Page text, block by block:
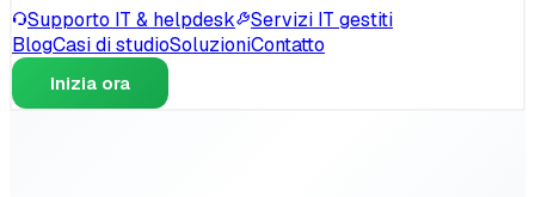
Supporto IT & helpdesk
Servizi IT gestiti
BlogCasi di studioSoluzioniContatto
Inizia ora